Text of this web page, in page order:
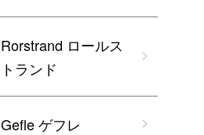
Rorstrand ロールス
トランド
Gefle ゲフレ